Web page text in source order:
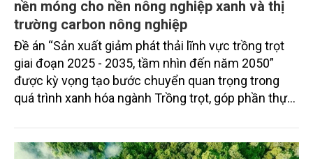
nền móng cho nền nông nghiệp xanh và thị
trường carbon nông nghiệp
Đề án “Sản xuất giảm phát thải lĩnh vực trồng trọt
giai đoạn 2025 - 2035, tầm nhìn đến năm 2050”
được kỳ vọng tạo bước chuyển quan trọng trong
quá trình xanh hóa ngành Trồng trọt, góp phần thực
đồng thời mở ra cơ hội hình thành thị trường sản
phẩm phát thải thấp và tín chỉ carbon trong nông